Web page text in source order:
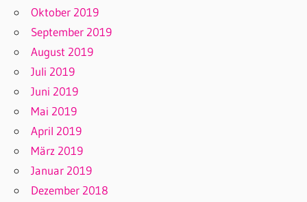
Oktober 2019
September 2019
August 2019
Juli 2019
Juni 2019
Mai 2019
April 2019
März 2019
Januar 2019
Dezember 2018